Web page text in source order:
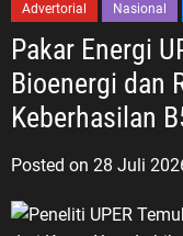
Advertorial Nasional
Pakar Energi
Bioenergi dan
Keberhasilan
Posted on 28 Juli